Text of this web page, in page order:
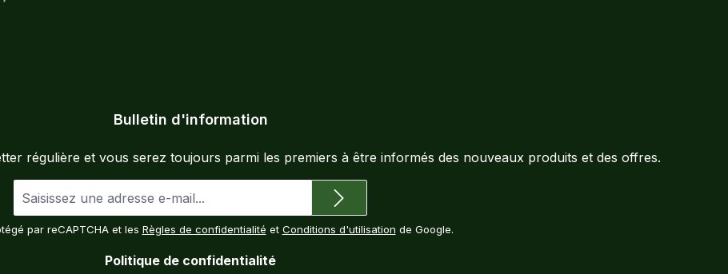
Bulletin d'information
régulière et vous serez toujours parmi les premiers à être informés des nouveaux produits et des offres.
e-
mail
*
par reCAPTCHA et les Règles de confidentialité et Conditions d'utilisation de Google.
Politique de confidentialité